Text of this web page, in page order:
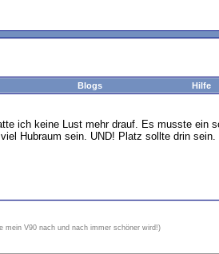
Blogs Hilfe
ich keine Lust mehr drauf. Es musste ein
Hubraum sein. UND! Platz sollte drin
mein V90 nach und nach immer schöner wird!)